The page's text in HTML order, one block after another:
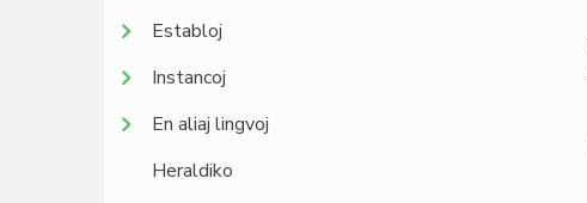
Establoj
Instancoj
En aliaj lingvoj
Heraldiko